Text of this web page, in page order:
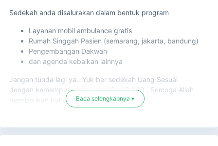
Sedekah anda disalurakan dalam bentuk program
Layanan mobil ambulance gratis
Rumah Singgah Pasien (semarang, jakarta, bandung)
Pengembangan Dakwah
dan agenda kebaikan lainnya
Jangan tunda lagi ya…Yuk ber sedekah Uang Sesuai
dengan kemampuannmu, mulai Rp 10.000 , Semoga Allah
memberikan Pahala Mengalir…Aamiin
Baca selengkapnya ▾